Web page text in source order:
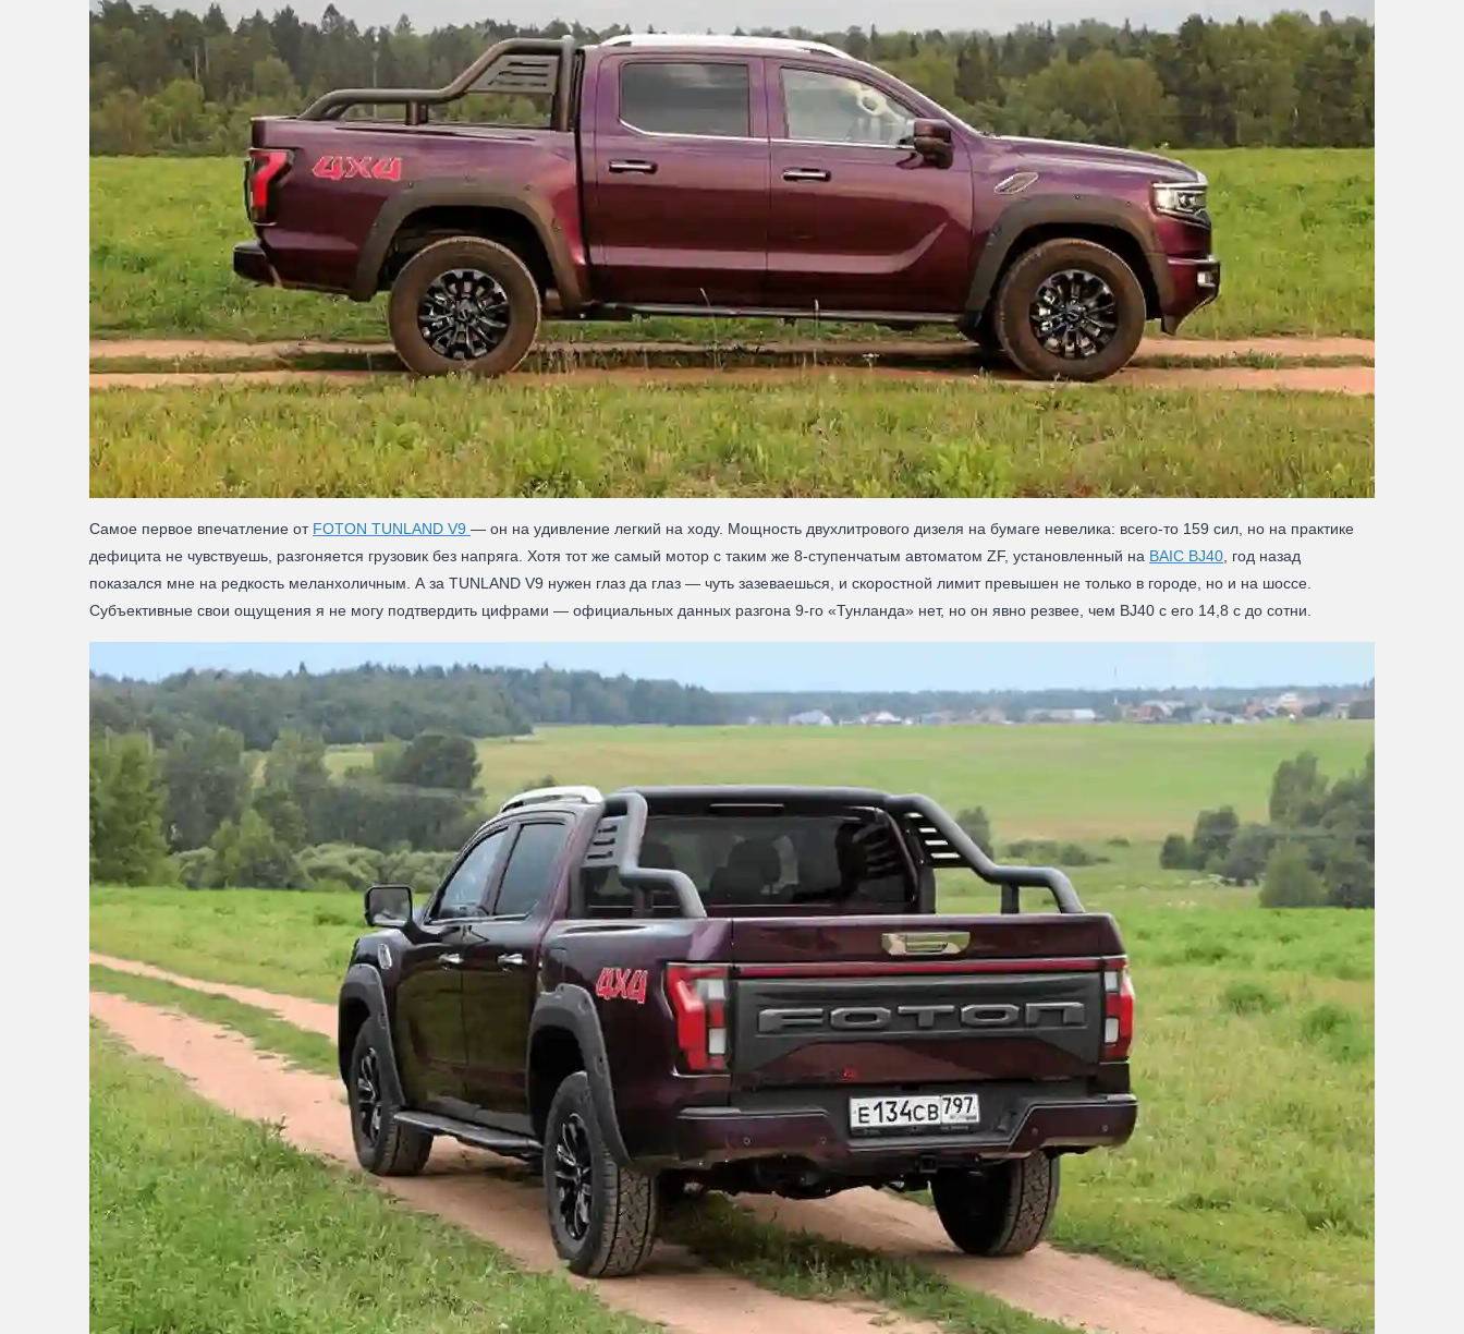
Самое первое впечатление от FOTON TUNLAND V9 — он на удивление легкий на ходу. Мощность двухлитрового дизеля на бумаге невелика: всего-то 159 сил, но на практике
дефицита не чувствуешь, разгоняется грузовик без напряга. Хотя тот же самый мотор с таким же 8‑ступенчатым автоматом ZF, установленный на BAIC BJ40 , год назад
показался мне на редкость меланхоличным. А за TUNLAND V9 нужен глаз да глаз — чуть зазеваешься, и скоростной лимит превышен не только в городе, но и на шоссе.
Субъективные свои ощущения я не могу подтвердить цифрами — официальных данных разгона 9‑го «Тунланда» нет, но он явно резвее, чем BJ40 с его 14,8 с до сотни.